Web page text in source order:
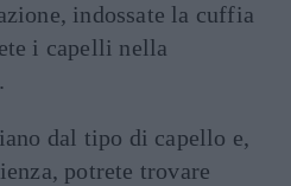
indossate la cuffia
i capelli nella
dal tipo di capello e,
potrete trovare